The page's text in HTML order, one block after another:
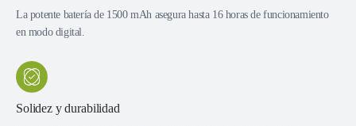
La potente batería de 1500 mAh asegura hasta 16 horas de funcionamiento
en modo digital.
Solidez y durabilidad